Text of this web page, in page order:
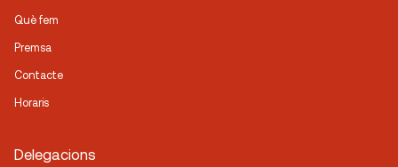
Què fem
Premsa
Contacte
Horaris
Delegacions